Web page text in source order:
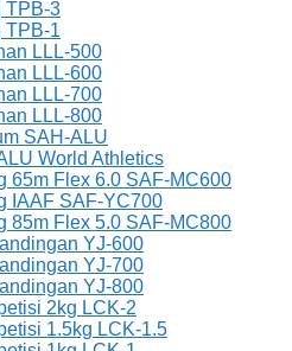
TPB-3
TPB-1
LLL-500
LLL-600
LLL-700
LLL-800
SAH-ALU
World Athletics
65m Flex 6.0 SAF-MC600
IAAF SAF-YC700
85m Flex 5.0 SAF-MC800
YJ-600
YJ-700
YJ-800
2kg LCK-2
1.5kg LCK-1.5